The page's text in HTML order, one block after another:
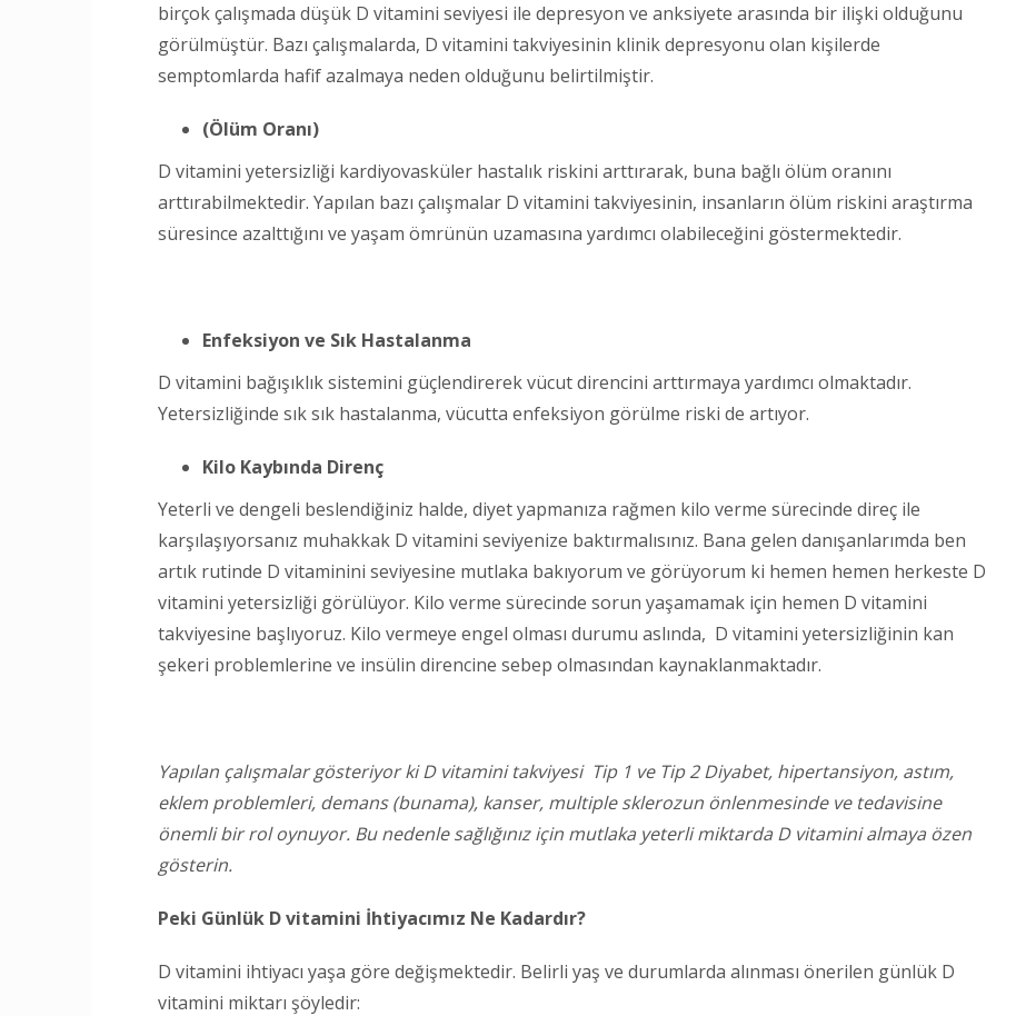
birçok çalışmada düşük D vitamini seviyesi ile depresyon ve anksiyete arasında bir ilişki olduğunu
görülmüştür. Bazı çalışmalarda, D vitamini takviyesinin klinik depresyonu olan kişilerde
semptomlarda hafif azalmaya neden olduğunu belirtilmiştir.
(Ölüm Oranı)
D vitamini yetersizliği kardiyovasküler hastalık riskini arttırarak, buna bağlı ölüm oranını
arttırabilmektedir. Yapılan bazı çalışmalar D vitamini takviyesinin, insanların ölüm riskini araştırma
süresince azalttığını ve yaşam ömrünün uzamasına yardımcı olabileceğini göstermektedir.
Enfeksiyon ve Sık Hastalanma
D vitamini bağışıklık sistemini güçlendirerek vücut direncini arttırmaya yardımcı olmaktadır.
Yetersizliğinde sık sık hastalanma, vücutta enfeksiyon görülme riski de artıyor.
Kilo Kaybında Direnç
Yeterli ve dengeli beslendiğiniz halde, diyet yapmanıza rağmen kilo verme sürecinde direç ile
karşılaşıyorsanız muhakkak D vitamini seviyenize baktırmalısınız. Bana gelen danışanlarımda ben
artık rutinde D vitaminini seviyesine mutlaka bakıyorum ve görüyorum ki hemen hemen herkeste D
vitamini yetersizliği görülüyor. Kilo verme sürecinde sorun yaşamamak için hemen D vitamini
takviyesine başlıyoruz. Kilo vermeye engel olması durumu aslında, D vitamini yetersizliğinin kan
şekeri problemlerine ve insülin direncine sebep olmasından kaynaklanmaktadır.
Yapılan çalışmalar gösteriyor ki D vitamini takviyesi Tip 1 ve Tip 2 Diyabet, hipertansiyon, astım,
eklem problemleri, demans (bunama), kanser, multiple sklerozun önlenmesinde ve tedavisine
önemli bir rol oynuyor. Bu nedenle sağlığınız için mutlaka yeterli miktarda D vitamini almaya özen
gösterin.
Peki Günlük D vitamini İhtiyacımız Ne Kadardır?
D vitamini ihtiyacı yaşa göre değişmektedir. Belirli yaş ve durumlarda alınması önerilen günlük D
vitamini miktarı şöyledir: